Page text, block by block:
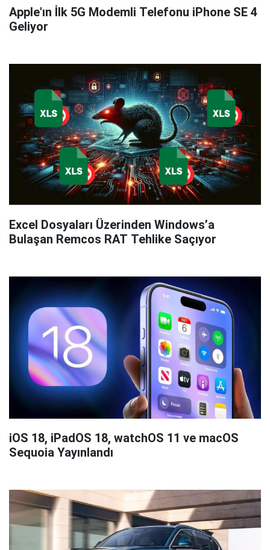
Apple'ın İlk 5G Modemli Telefonu iPhone SE 4
Geliyor
Excel Dosyaları Üzerinden Windows’a
Bulaşan Remcos RAT Tehlike Saçıyor
iOS 18, iPadOS 18, watchOS 11 ve macOS
Sequoia Yayınlandı